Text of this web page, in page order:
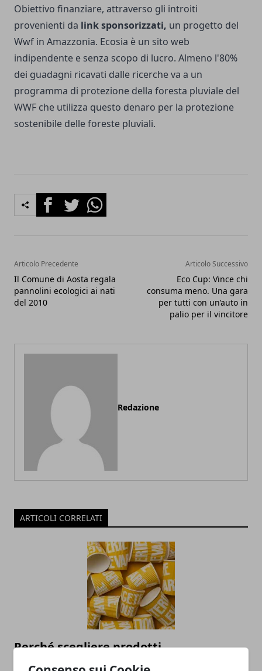
Obiettivo finanziare, attraverso gli introiti
provenienti da link sponsorizzati, un progetto del
Wwf in Amazzonia. Ecosia è un sito web
indipendente e senza scopo di lucro. Almeno l'80%
dei guadagni ricavati dalle ricerche va a un
programma di protezione della foresta pluviale del
WWF che utilizza questo denaro per la protezione
sostenibile delle foreste pluviali.
FacebookTwitterWhatsapp
Articolo Precedente
Il Comune di Aosta regala
pannolini ecologici ai nati
del 2010
Articolo Successivo
Eco Cup: Vince chi
consuma meno. Una gara
per tutti con un’auto in
palio per il vincitore
Redazione
ARTICOLI CORRELATI
Perché scegliere prodotti
biodegradabili